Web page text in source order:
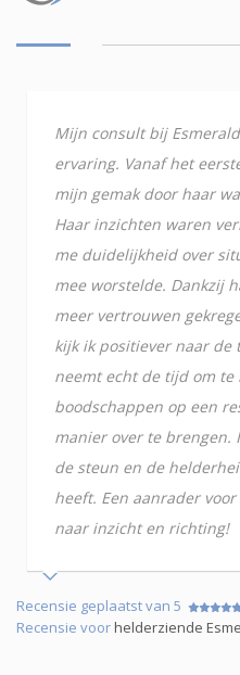
Mijn consult bij
ervaring. Vanaf het
mijn gemak door haar
Haar inzichten waren
me duidelijkheid over
mee worstelde. Dankzij
meer vertrouwen
kijk ik positiever naar de
neemt echt de tijd om
boodschappen op een
manier over te brengen.
de steun en de
heeft. Een aanrader
naar inzicht en richting!
Recensie geplaatst van 5
Recensie voorhelderziende